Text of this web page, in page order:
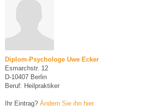
Diplom-Psychologe Uwe Ecker
Esmarchstr. 12
D-10407 Berlin
Beruf: Heilpraktiker
Ihr Eintrag? Ändern Sie ihn hier